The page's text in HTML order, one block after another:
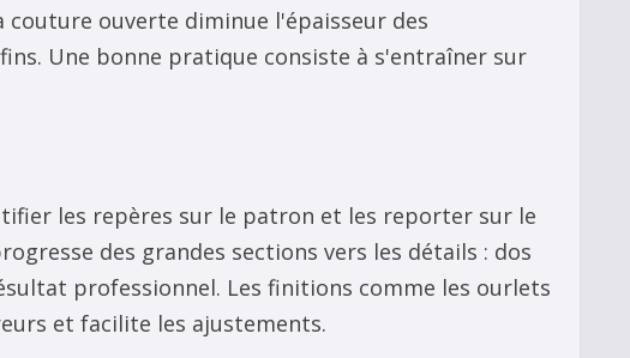
couture ouverte diminue l'épaisseur des
Une bonne pratique consiste à s'entraîner sur
les repères sur le patron et les reporter sur le
des grandes sections vers les détails : dos
professionnel. Les finitions comme les ourlets
et facilite les ajustements.